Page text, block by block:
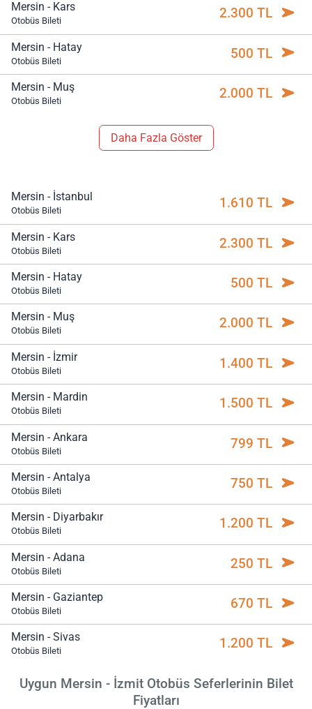
Mersin - Kars
Otobüs Bileti 2.300 TL
Mersin - Hatay
Otobüs Bileti 500 TL
Mersin - Muş
Otobüs Bileti 2.000 TL
Daha Fazla Göster
Mersin - İstanbul
Otobüs Bileti 1.610 TL
Mersin - Kars
Otobüs Bileti 2.300 TL
Mersin - Hatay
Otobüs Bileti 500 TL
Mersin - Muş
Otobüs Bileti 2.000 TL
Mersin - İzmir
Otobüs Bileti 1.400 TL
Mersin - Mardin
Otobüs Bileti 1.500 TL
Mersin - Ankara
Otobüs Bileti 799 TL
Mersin - Antalya
Otobüs Bileti 750 TL
Mersin - Diyarbakır
Otobüs Bileti 1.200 TL
Mersin - Adana
Otobüs Bileti 250 TL
Mersin - Gaziantep
Otobüs Bileti 670 TL
Mersin - Sivas
Otobüs Bileti 1.200 TL
Uygun Mersin - İzmit Otobüs Seferlerinin Bilet
Fiyatları